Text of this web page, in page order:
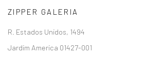
ZIPPER GALERIA
R. Estados Unidos, 1494
Jardim America 01427-001